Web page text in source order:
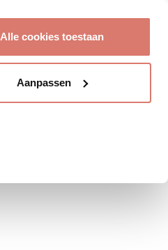
Alle cookies toestaan
Aanpassen